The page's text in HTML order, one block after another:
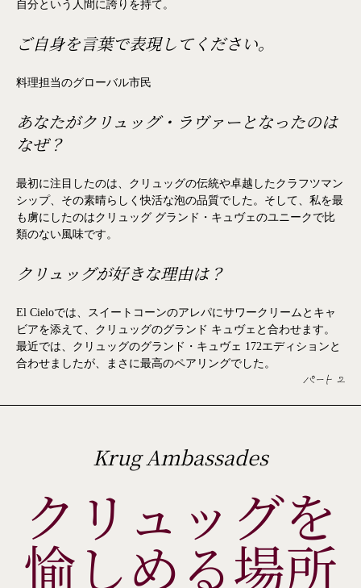
自分という人間に誇りを持て。
ご自身を言葉で表現してください。
料理担当のグローバル市民
あなたがクリュッグ・ラヴァーとなったのは
なぜ？
最初に注目したのは、クリュッグの伝統や卓越したクラフツマン
シップ、その素晴らしく快活な泡の品質でした。そして、私を最
も虜にしたのはクリュッグ グランド・キュヴェのユニークで比
類のない風味です。
クリュッグが好きな理由は？
El Cieloでは、スイートコーンのアレパにサワークリームとキャ
ビアを添えて、クリュッグのグランド キュヴェと合わせます。
最近では、クリュッグのグランド・キュヴェ 172エディションと
合わせましたが、まさに最高のペアリングでした。
パート 2
Krug Ambassades
クリュッグを